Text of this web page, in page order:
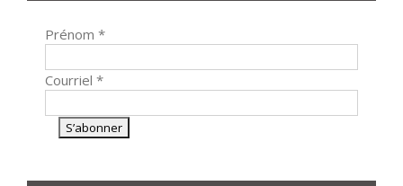
Prénom *
Courriel *